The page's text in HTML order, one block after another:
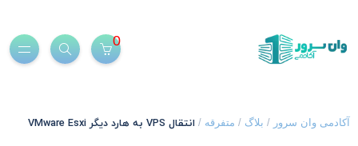
وان سرور / بلاگ/ متفرقه/ انتقال VPS به هارد دیگر VMware Esxi